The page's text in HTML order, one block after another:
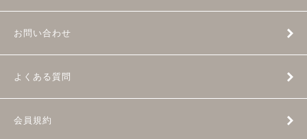
お問い合わせ
よくある質問
会員規約